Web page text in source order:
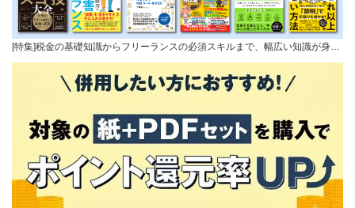
[特集]税金の基礎知識からフリーランスの必須スキルまで、幅広い知識が身…